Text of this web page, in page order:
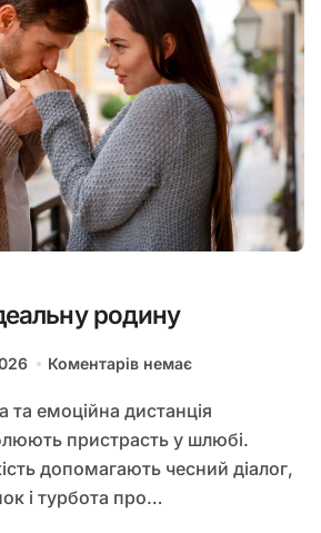
родину
Коментарів немає
пристрасть у шлюбі.
допомагають чесний діалог,
і турбота про…